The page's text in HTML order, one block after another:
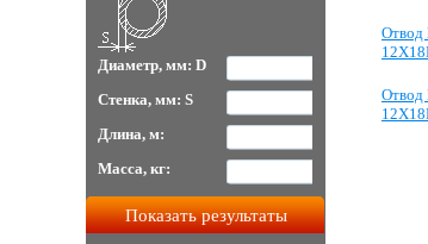
Отвод
Отвод
Диаметр, мм: D
Стенка, мм: S
Длина, м:
Масса, кг: